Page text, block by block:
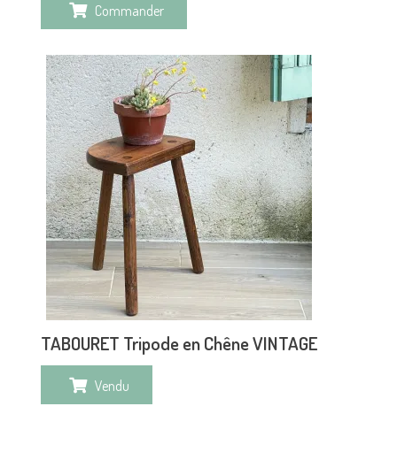
Commander
TABOURET Tripode en Chêne VINTAGE
Vendu